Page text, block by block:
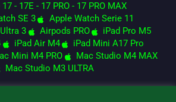
- 17E - 17 PRO - 17 PRO MAX
SE 3
Apple Watch Serie 11
3
Airpods PRO
iPad Pro M5
iPad Air M4
iPad Mini A17 Pro
Mini M4 PRO
Mac Studio M4 MAX
Mac Studio M3 ULTRA